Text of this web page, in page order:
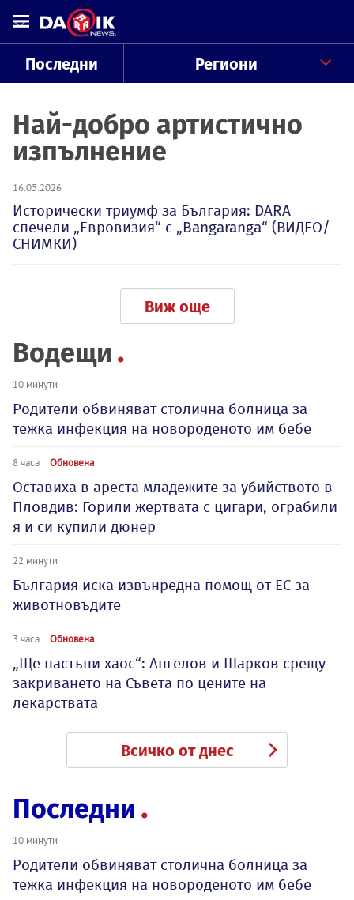
Последни Региони
Най-добро артистично
изпълнение
16.05.2026
Исторически триумф за България: DARA
спечели „Евровизия“ с „Bangaranga“ (ВИДЕО/
СНИМКИ)
Виж още
Водещи
10 минути
Родители обвиняват столична болница за
тежка инфекция на новороденото им бебе
8 часа Обновена
Оставиха в ареста младежите за убийството в
Пловдив: Горили жертвата с цигари, ограбили
я и си купили дюнер
22 минути
България иска извънредна помощ от ЕС за
животновъдите
3 часа Обновена
„Ще настъпи хаос“: Ангелов и Шарков срещу
закриването на Съвета по цените на
лекарствата
Всичко от днес
Последни
10 минути
Родители обвиняват столична болница за
тежка инфекция на новороденото им бебе